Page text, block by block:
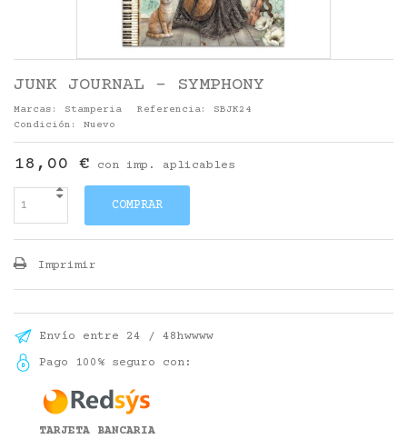
JUNK JOURNAL - SYMPHONY
Marcas: Stamperia Referencia:
SBJK24
Condición:
Nuevo
18,00 € con imp. aplicables
COMPRAR
Imprimir
Envío entre 24 / 48hwwww
Pago 100% seguro con:
TARJETA BANCARIA